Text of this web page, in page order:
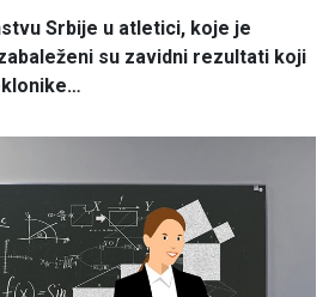
Srbije u atletici, koje je
su zavidni rezultati koji